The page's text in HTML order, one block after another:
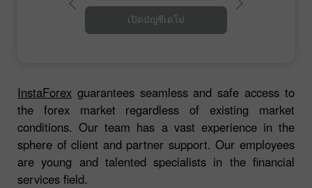
เปิดบัญชีเดโม่
InstaForex guarantees seamless and safe access to
the forex market regardless of existing market
conditions. Our team has a vast experience in the
sphere of client and partner support. Our employees
are young and talented specialists in the financial
services field.